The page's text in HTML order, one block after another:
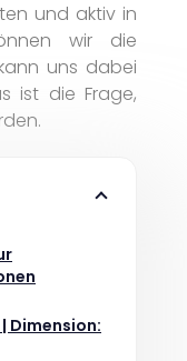
und aktiv in
wir die
uns dabei
ist die Frage,
Dimension: